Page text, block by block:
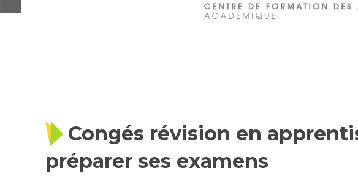
Congés révision en
préparer ses examens